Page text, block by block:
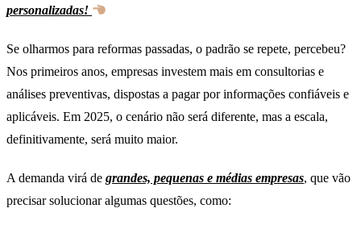
personalizadas!
Se olharmos para reformas passadas, o padrão se repete, percebeu?
Nos primeiros anos, empresas investem mais em consultorias e
análises preventivas, dispostas a pagar por informações confiáveis e
aplicáveis. Em 2025, o cenário não será diferente, mas a escala,
definitivamente, será muito maior.
A demanda virá de grandes, pequenas e médias empresas, que vão
precisar solucionar algumas questões, como: